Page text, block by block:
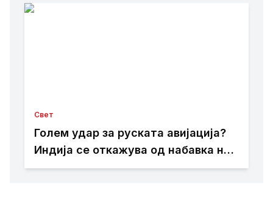
Свет
Голем удар за руската авијација?
Индија се откажува од набавка на
Су-57